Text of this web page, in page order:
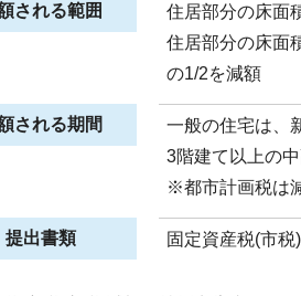
される範囲
住居部分の床面
住居部分の床面
の1/2を減額
される期間
一般の住宅は、
3階建て以上の
※都市計画税は
提出書類 固定資産税(市